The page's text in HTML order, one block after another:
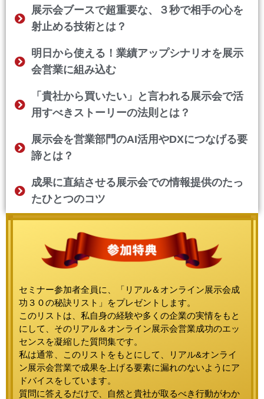
展示会ブースで超重要な、３秒で相手の心を
射止める技術とは？
明日から使える！業績アップシナリオを展示
会営業に組み込む
「貴社から買いたい」と言われる展示会で活
用すべきストーリーの法則とは？
展示会を営業部門のAI活用やDXにつなげる要
諦とは？
成果に直結させる展示会での情報提供のたっ
たひとつのコツ
セミナー参加者全員に、「リアル＆オンライン展示会成
功３０の秘訣リスト」をプレゼントします。
このリストは、私自身の経験や多くの企業の実情をもと
にして、そのリアル＆オンライン展示会営業成功のエッ
センスを凝縮した質問集です。
私は通常、このリストをもとにして、リアル&オンライ
ン展示会営業で成果を上げる要素に漏れのないようにア
ドバイスをしています。
質問に答えるだけで、自然と貴社が取るべき行動がわか